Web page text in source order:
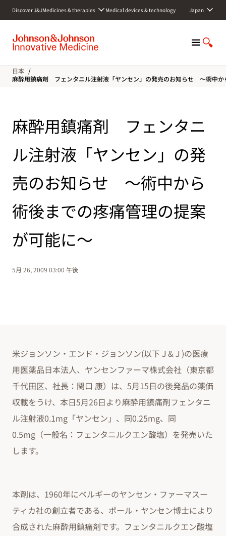
c
Discover J&JMedicines & therapies Medical devices & technology Japan
M
n
u
S
o
w
日本 /
麻酔用鎮痛剤 フェンタニル注射液「ヤンセン」の発売のお知らせ ～術中か
麻酔用鎮痛剤 フェンタニ
ル注射液「ヤンセン」の発
売のお知らせ ～術中から
術後までの疼痛管理の提案
が可能に～
5月 26, 2009 03:00 午後
米ジョンソン・エンド・ジョンソン(以下Ｊ&Ｊ)の医療
用医薬品日本法人、ヤンセンファーマ株式会社（東京都
千代田区、社長：関口 康）は、5月15日の後発品の薬価
収載をうけ、本日5月26日より麻酔用鎮痛剤フェンタニ
ル注射液0.1mg「ヤンセン」、同0.25mg、同
0.5mg（一般名：フェンタニルクエン酸塩）を発売いた
します。
本剤は、1960年にベルギーのヤンセン・ファーマスー
ティカ社の創立者である、ポール・ヤンセン博士により
合成された麻酔用鎮痛剤です。フェンタニルクエン酸塩